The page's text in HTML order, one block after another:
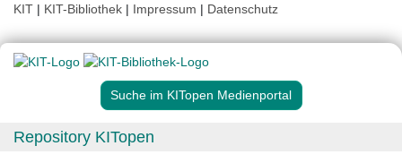
KIT | KIT-Bibliothek | Impressum | Datenschutz
Suche im KITopen Medienportal
Repository KITopen